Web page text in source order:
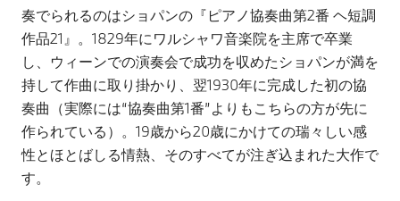
奏でられるのはショパンの『ピアノ協奏曲第2番 ヘ短調
作品21』。1829年にワルシャワ音楽院を主席で卒業
し、ウィーンでの演奏会で成功を収めたショパンが満を
持して作曲に取り掛かり、翌1930年に完成した初の協
奏曲（実際には“協奏曲第1番”よりもこちらの方が先に
作られている）。19歳から20歳にかけての瑞々しい感
性とほとばしる情熱、そのすべてが注ぎ込まれた大作で
す。